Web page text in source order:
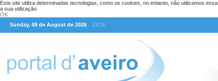
Este site utiliza determinadas tecnologias, como os cookies, no entanto, não utilizamos
a sua utilização.
OK
Sunday, 09 de August de 2026
13:26